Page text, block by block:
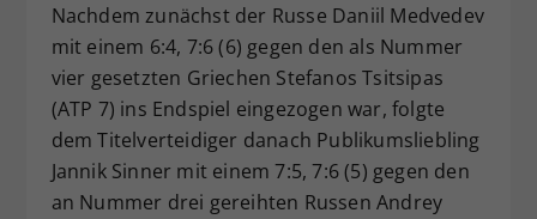
Nachdem zunächst der Russe Daniil Medvedev
mit einem 6:4, 7:6 (6) gegen den als Nummer
vier gesetzten Griechen Stefanos Tsitsipas
(ATP 7) ins Endspiel eingezogen war, folgte
dem Titelverteidiger danach Publikumsliebling
Jannik Sinner mit einem 7:5, 7:6 (5) gegen den
an Nummer drei gereihten Russen Andrey